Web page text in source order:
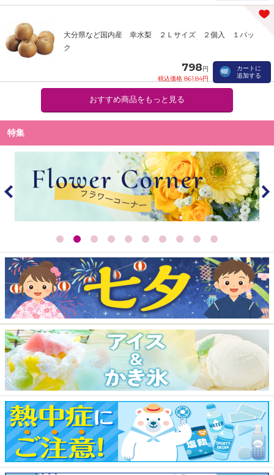
大分県など国内産 幸水梨 ２Ｌサイズ ２個入 １パッ
ク
798円
税込価格 861.84円
カートに
追加する
おすすめ商品をもっと見る
特集